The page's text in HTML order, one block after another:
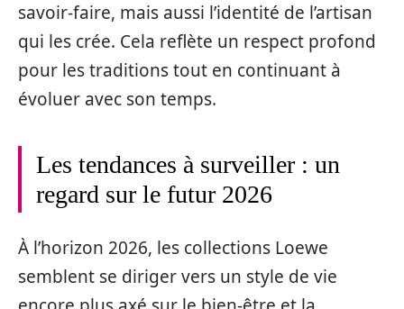
savoir-faire, mais aussi l’identité de l’artisan
qui les crée. Cela reflète un respect profond
pour les traditions tout en continuant à
évoluer avec son temps.
Les tendances à surveiller : un
regard sur le futur 2026
À l’horizon 2026, les collections Loewe
semblent se diriger vers un style de vie